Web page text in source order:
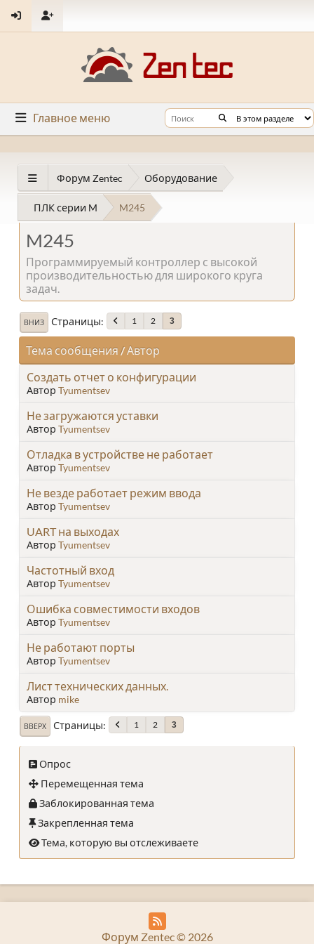
Главное меню
Форум Zentec Оборудование
ПЛК серии M M245
M245
Программируемый контроллер с высокой
производительностью для широкого круга
задач.
ВНИЗ Страницы 1 2 3
Тема сообщения / Автор
Создать отчет о конфигурации
Автор Tyumentsev
Не загружаются уставки
Автор Tyumentsev
Отладка в устройстве не работает
Автор Tyumentsev
Не везде работает режим ввода
Автор Tyumentsev
UART на выходах
Автор Tyumentsev
Частотный вход
Автор Tyumentsev
Ошибка совместимости входов
Автор Tyumentsev
Не работают порты
Автор Tyumentsev
Лист технических данных.
Автор mike
ВВЕРХ Страницы 1 2 3
Опрос
Перемещенная тема
Заблокированная тема
Закрепленная тема
Тема, которую вы отслеживаете
Форум Zentec © 2026